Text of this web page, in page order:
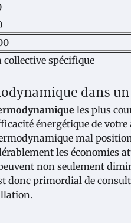
collective spécifique
dans
les plus
énergétique de
mal
les économies
non seulement
donc primordial de